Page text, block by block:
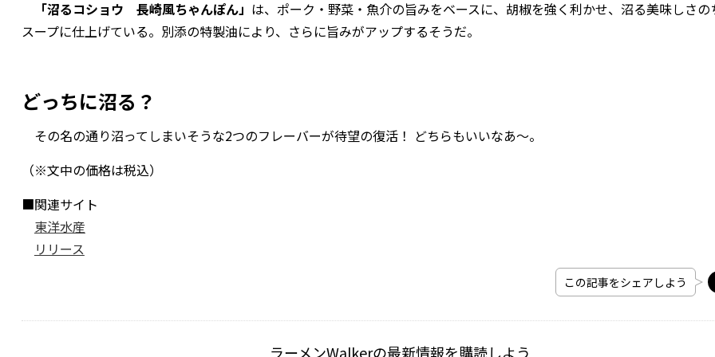
「沼るコショウ 長崎風ちゃんぽん」 は、ポーク・野菜・魚介の旨みをベースに、胡椒を強く利かせ、沼る美味しさの
スープに仕上げている。別添の特製油により、さらに旨みがアップするそうだ。
どっちに沼る？
その名の通り沼ってしまいそうな2つのフレーバーが待望の復活！ どちらもいいなあ〜。
（※文中の価格は税込）
■関連サイト
東洋水産
リリース
この記事をシェアしよう
ラーメンWalkerの最新情報を購読しよう